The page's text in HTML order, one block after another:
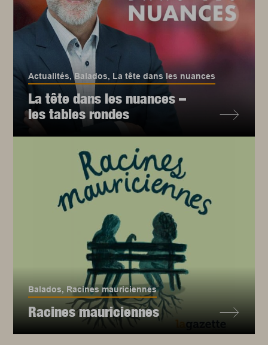
Actualités,Balados, La tête dans les nuances
La tête dans les nuances –
les tables rondes
Balados, Racines mauriciennes
Racines mauriciennes